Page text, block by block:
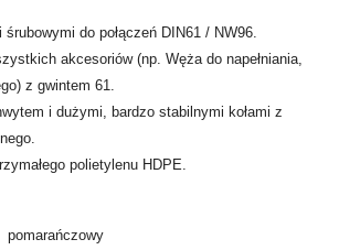
śrubowymi do połączeń DIN61 / NW96.
akcesoriów (np. Węża do napełniania,
z gwintem 61.
i dużymi, bardzo stabilnymi kołami z
polietylenu HDPE.